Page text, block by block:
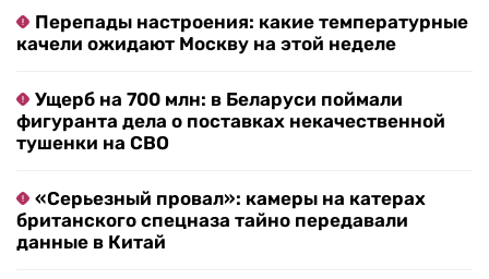
Перепады настроения: какие температурные
качели ожидают Москву на этой неделе
Ущерб на 700 млн: в Беларуси поймали
фигуранта дела о поставках некачественной
тушенки на СВО
«Серьезный провал»: камеры на катерах
британского спецназа тайно передавали
данные в Китай